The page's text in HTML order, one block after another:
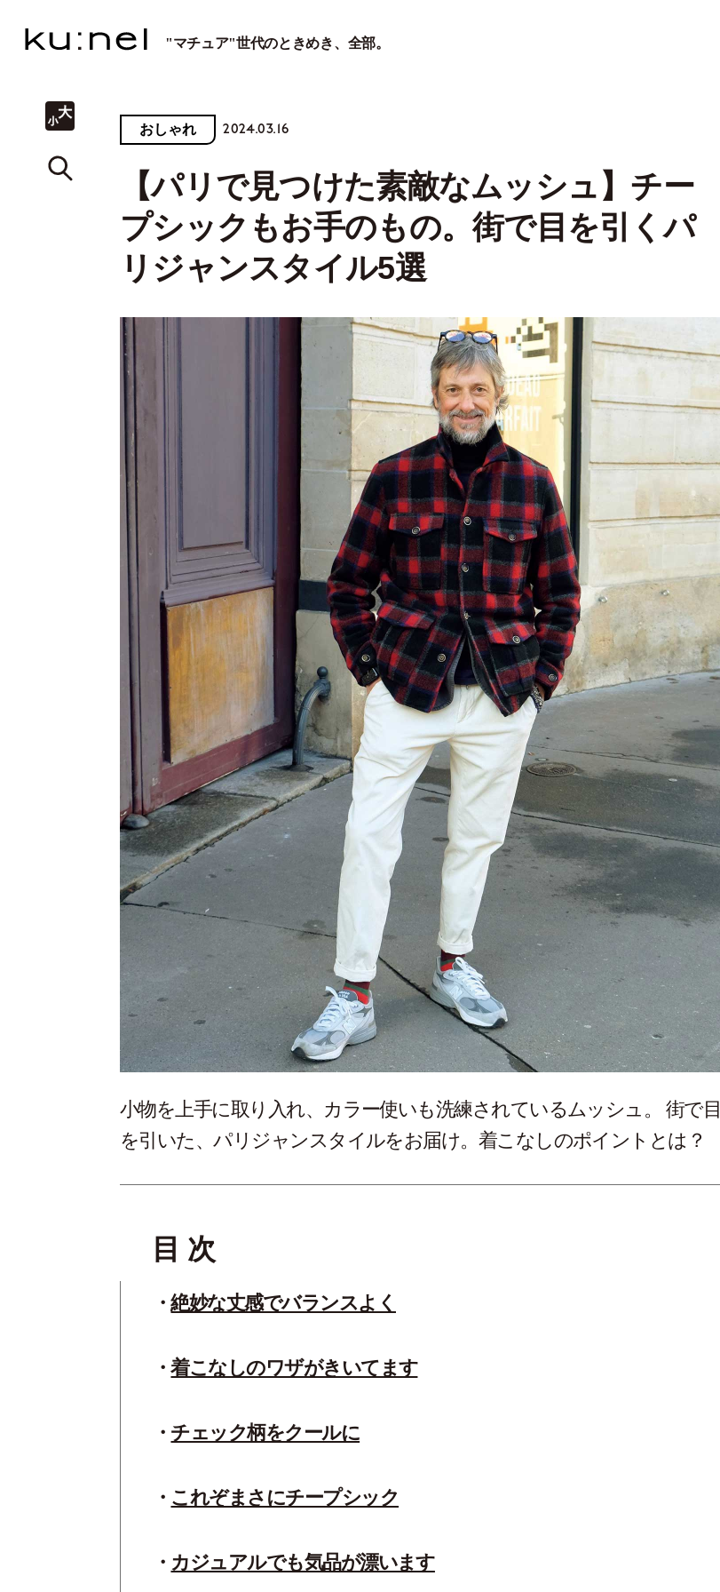
"マチュア"世代のときめき、全部。
おしゃれ 2024.03.16
【パリで見つけた素敵なムッシュ】チー
プシックもお手のもの。街で目を引くパ
リジャンスタイル5選
小物を上手に取り入れ、カラー使いも洗練されているムッシュ。 街で目
を引いた、パリジャンスタイルをお届け。着こなしのポイントとは？
目 次
絶妙な丈感でバランスよく
着こなしのワザがきいてます
チェック柄をクールに
これぞまさにチープシック
カジュアルでも気品が漂います